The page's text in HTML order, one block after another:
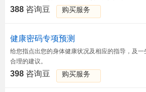
388 咨询豆 购买服务
健康密码专项预测
给您指点出您的身体健康状况及相应的指导，及
合理的建议。
398 咨询豆 购买服务